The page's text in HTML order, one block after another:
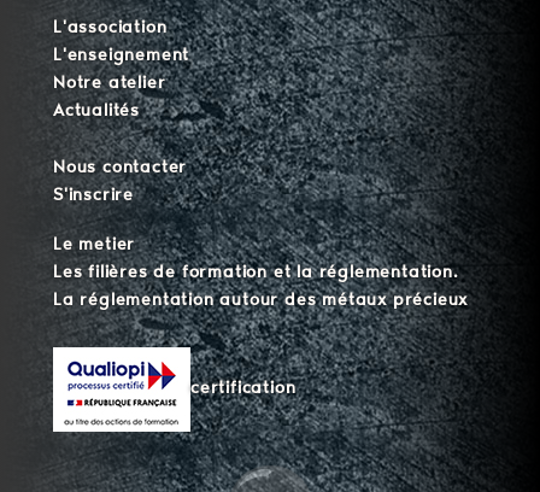
L'association
L'enseignement
Notre atelier
Actualités
Nous contacter
S'inscrire
Le metier
Les filières de formation et la réglementation.
La réglementation autour des métaux précieux
certification